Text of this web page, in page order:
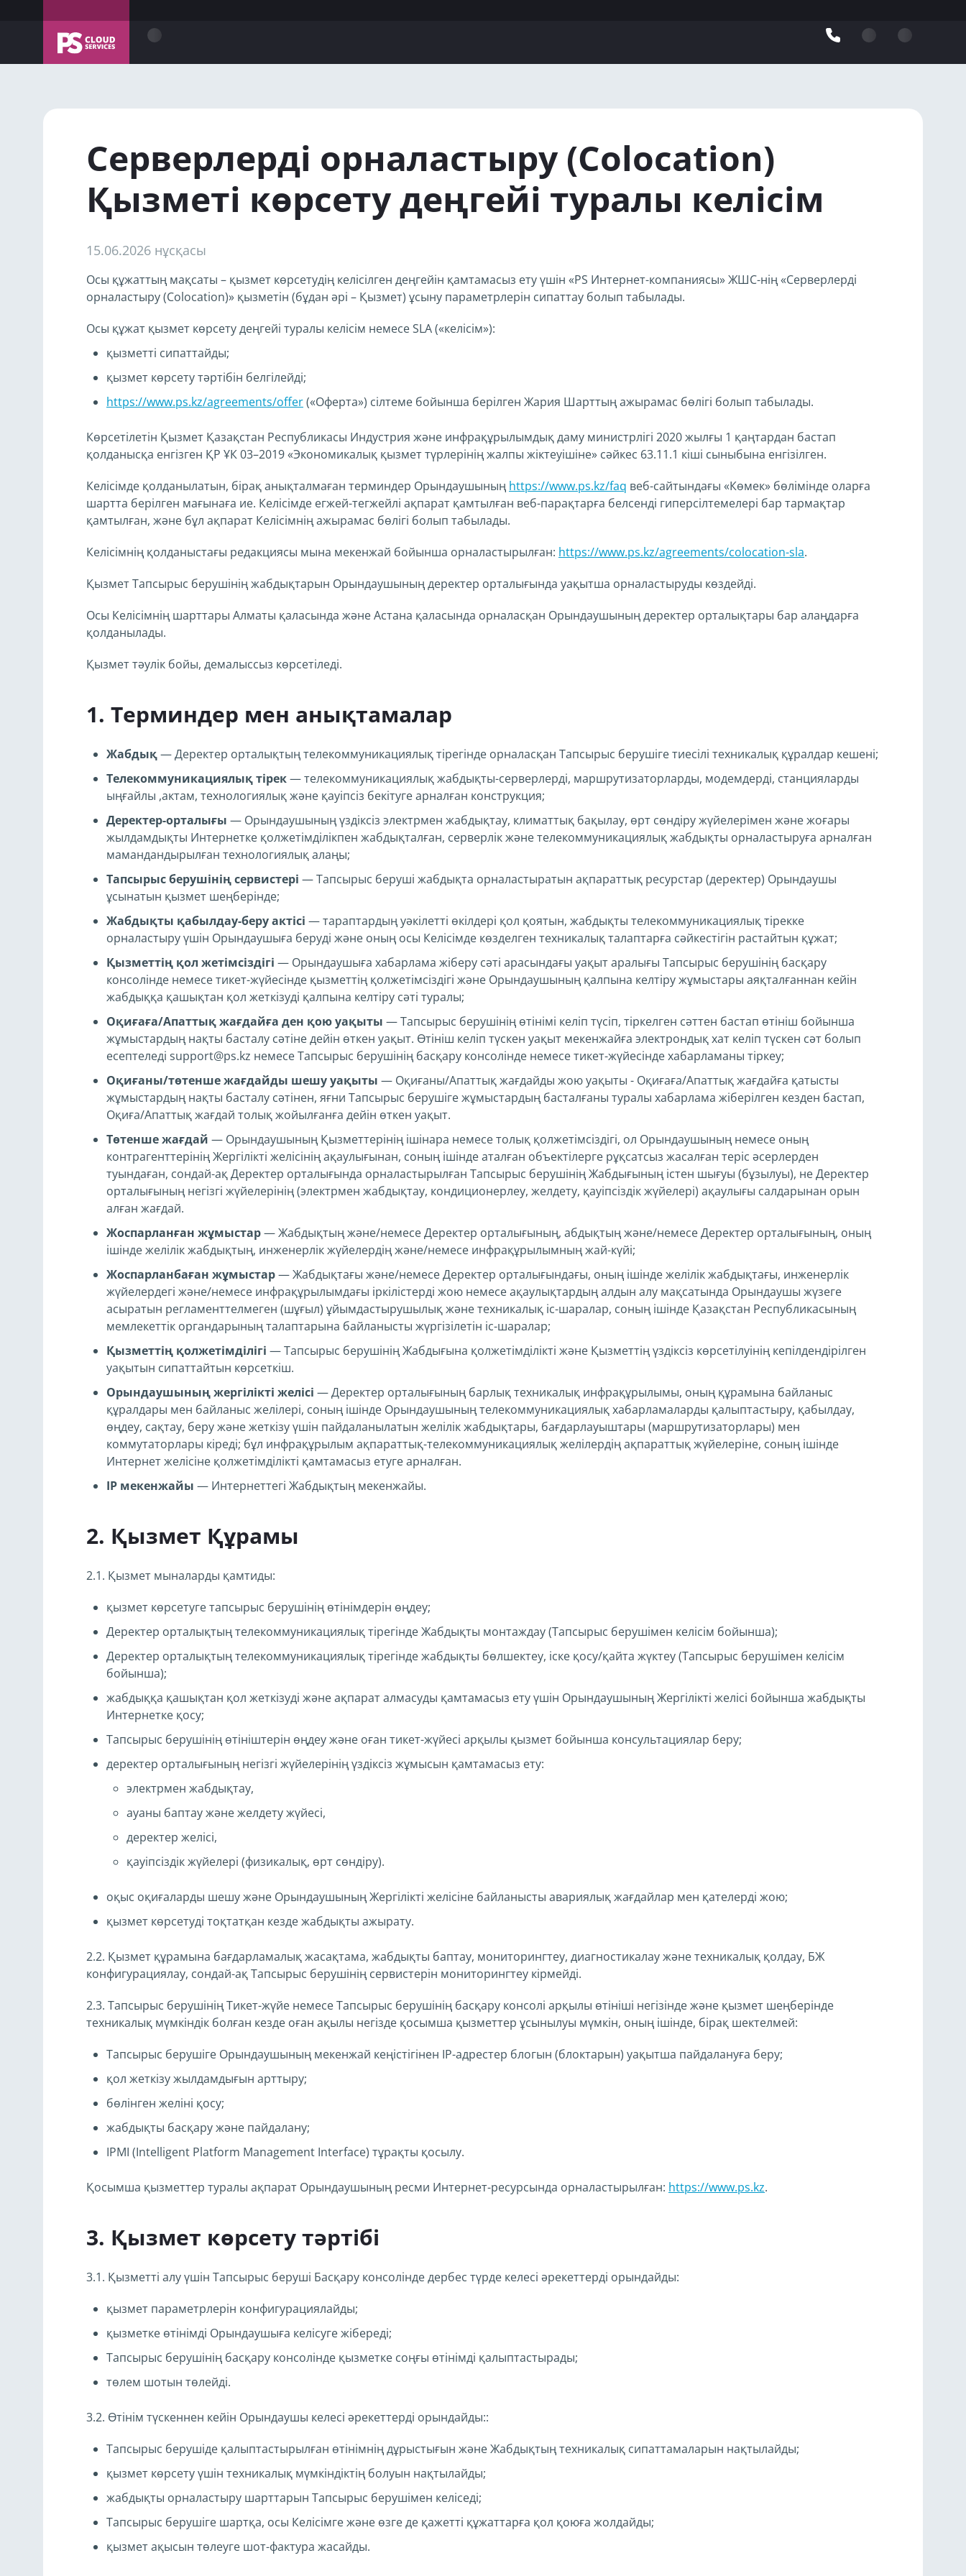
Серверлерді орналастыру (Сolocation)
Қызметі көрсету деңгейі туралы келісім
15.06.2026 нұсқасы
Осы құжаттың мақсаты – қызмет көрсетудің келісілген деңгейін қамтамасыз ету үшін «PS Интернет-компаниясы» ЖШС-нің «Серверлерді
орналастыру (Colocation)» қызметін (бұдан әрі – Қызмет) ұсыну параметрлерін сипаттау болып табылады.
Осы құжат қызмет көрсету деңгейі туралы келісім немесе SLA («келісім»):
қызметті сипаттайды;
қызмет көрсету тәртібін белгілейді;
https://www.ps.kz/agreements/offer(«Оферта») сілтеме бойынша берілген Жария Шарттың ажырамас бөлігі болып табылады.
Көрсетілетін Қызмет Қазақстан Республикасы Индустрия және инфрақұрылымдық даму министрлігі 2020 жылғы 1 қаңтардан бастап
қолданысқа енгізген ҚР ҰК 03–2019 «Экономикалық қызмет түрлерінің жалпы жіктеуішіне» сәйкес 63.11.1 кіші сыныбына енгізілген.
Келісімде қолданылатын, бірақ анықталмаған терминдер Орындаушының https://www.ps.kz/faq веб-сайтындағы «Көмек» бөлімінде оларға
шартта берілген мағынаға ие. Келісімде егжей-тегжейлі ақпарат қамтылған веб-парақтарға белсенді гиперсілтемелері бар тармақтар
қамтылған, және бұл ақпарат Келісімнің ажырамас бөлігі болып табылады.
Келісімнің қолданыстағы редакциясы мына мекенжай бойынша орналастырылған: https://www.ps.kz/agreements/colocation-sla.
Қызмет Тапсырыс берушінің жабдықтарын Орындаушының деректер орталығында уақытша орналастыруды көздейді.
Осы Келісімнің шарттары Алматы қаласында және Астана қаласында орналасқан Орындаушының деректер орталықтары бар алаңдарға
қолданылады.
Қызмет тәулік бойы, демалыссыз көрсетіледі.
Терминдер мен анықтамалар
Жабдық— Деректер орталықтың телекоммуникациялық тірегінде орналасқан Тапсырыс берушіге тиесілі техникалық құралдар кешені;
Телекоммуникациялық тірек— телекоммуникациялық жабдықты-серверлерді, маршрутизаторларды, модемдерді, станцияларды
ыңғайлы ,актам, технологиялық және қауіпсіз бекітуге арналған конструкция;
Деректер-орталығы — Орындаушының үздіксіз электрмен жабдықтау, климаттық бақылау, өрт сөндіру жүйелерімен және жоғары
жылдамдықты Интернетке қолжетімділікпен жабдықталған, серверлік және телекоммуникациялық жабдықты орналастыруға арналған
мамандандырылған технологиялық алаңы;
Тапсырыс берушінің сервистері — Тапсырыс беруші жабдықта орналастыратын ақпараттық ресурстар (деректер) Орындаушы
ұсынатын қызмет шеңберінде;
Жабдықты қабылдау-беру актісі — тараптардың уәкілетті өкілдері қол қоятын, жабдықты телекоммуникациялық тірекке
орналастыру үшін Орындаушыға беруді және оның осы Келісімде көзделген техникалық талаптарға сәйкестігін растайтын құжат;
Қызметтің қол жетімсіздігі — Орындаушыға хабарлама жіберу сәті арасындағы уақыт аралығы Тапсырыс берушінің басқару
консолінде немесе тикет-жүйесінде қызметтің қолжетімсіздігі және Орындаушының қалпына келтіру жұмыстары аяқталғаннан кейін
жабдыққа қашықтан қол жеткізуді қалпына келтіру сәті туралы;
Оқиғаға/Апаттық жағдайға ден қою уақыты — Тапсырыс берушінің өтінімі келіп түсіп, тіркелген сәттен бастап өтініш бойынша
жұмыстардың нақты басталу сәтіне дейін өткен уақыт. Өтініш келіп түскен уақыт мекенжайға электрондық хат келіп түскен сәт болып
есептеледі support@ps.kz немесе Тапсырыс берушінің басқару консолінде немесе тикет-жүйесінде хабарламаны тіркеу;
Оқиғаны/төтенше жағдайды шешу уақыты — Оқиғаны/Апаттық жағдайды жою уақыты - Оқиғаға/Апаттық жағдайға қатысты
жұмыстардың нақты басталу сәтінен, яғни Тапсырыс берушіге жұмыстардың басталғаны туралы хабарлама жіберілген кезден бастап,
Оқиға/Апаттық жағдай толық жойылғанға дейін өткен уақыт.
Төтенше жағдай — Орындаушының Қызметтерінің ішінара немесе толық қолжетімсіздігі, ол Орындаушының немесе оның
контрагенттерінің Жергілікті желісінің ақаулығынан, соның ішінде аталған объектілерге рұқсатсыз жасалған теріс әсерлерден
туындаған, сондай-ақ Деректер орталығында орналастырылған Тапсырыс берушінің Жабдығының істен шығуы (бұзылуы), не Деректер
орталығының негізгі жүйелерінің (электрмен жабдықтау, кондиционерлеу, желдету, қауіпсіздік жүйелері) ақаулығы салдарынан орын
алған жағдай.
Жоспарланған жұмыстар— Жабдықтың және/немесе Деректер орталығының, абдықтың және/немесе Деректер орталығының, оның
ішінде желілік жабдықтың, инженерлік жүйелердің және/немесе инфрақұрылымның жай-күйі;
Жоспарланбаған жұмыстар— Жабдықтағы және/немесе Деректер орталығындағы, оның ішінде желілік жабдықтағы, инженерлік
жүйелердегі және/немесе инфрақұрылымдағы іркілістерді жою немесе ақаулықтардың алдын алу мақсатында Орындаушы жүзеге
асыратын регламенттелмеген (шұғыл) ұйымдастырушылық және техникалық іс-шаралар, соның ішінде Қазақстан Республикасының
мемлекеттік органдарының талаптарына байланысты жүргізілетін іс-шаралар;
Қызметтің қолжетімділігі — Тапсырыс берушінің Жабдығына қолжетімділікті және Қызметтің үздіксіз көрсетілуінің кепілдендірілген
уақытын сипаттайтын көрсеткіш.
Орындаушының жергілікті желісі — Деректер орталығының барлық техникалық инфрақұрылымы, оның құрамына байланыс
құралдары мен байланыс желілері, соның ішінде Орындаушының телекоммуникациялық хабарламаларды қалыптастыру, қабылдау,
өңдеу, сақтау, беру және жеткізу үшін пайдаланылатын желілік жабдықтары, бағдарлауыштары (маршрутизаторлары) мен
коммутаторлары кіреді; бұл инфрақұрылым ақпараттық-телекоммуникациялық желілердің ақпараттық жүйелеріне, соның ішінде
Интернет желісіне қолжетімділікті қамтамасыз етуге арналған.
IP мекенжайы — Интернеттегі Жабдықтың мекенжайы.
Қызмет Құрамы
2.1. Қызмет мыналарды қамтиды:
қызмет көрсетуге тапсырыс берушінің өтінімдерін өңдеу;
Деректер орталықтың телекоммуникациялық тірегінде Жабдықты монтаждау (Тапсырыс берушімен келісім бойынша);
Деректер орталықтың телекоммуникациялық тірегінде жабдықты бөлшектеу, іске қосу/қайта жүктеу (Тапсырыс берушімен келісім
бойынша);
жабдыққа қашықтан қол жеткізуді және ақпарат алмасуды қамтамасыз ету үшін Орындаушының Жергілікті желісі бойынша жабдықты
Интернетке қосу;
Тапсырыс берушінің өтініштерін өңдеу және оған тикет-жүйесі арқылы қызмет бойынша консультациялар беру;
деректер орталығының негізгі жүйелерінің үздіксіз жұмысын қамтамасыз ету:
электрмен жабдықтау,
ауаны баптау және желдету жүйесі,
деректер желісі,
қауіпсіздік жүйелері (физикалық, өрт сөндіру).
оқыс оқиғаларды шешу және Орындаушының Жергілікті желісіне байланысты авариялық жағдайлар мен қателерді жою;
қызмет көрсетуді тоқтатқан кезде жабдықты ажырату.
2.2. Қызмет құрамына бағдарламалық жасақтама, жабдықты баптау, мониторингтеу, диагностикалау және техникалық қолдау, БЖ
конфигурациялау, сондай-ақ Тапсырыс берушінің сервистерін мониторингтеу кірмейді.
2.3. Тапсырыс берушінің Тикет-жүйе немесе Тапсырыс берушінің басқару консолі арқылы өтініші негізінде және қызмет шеңберінде
техникалық мүмкіндік болған кезде оған ақылы негізде қосымша қызметтер ұсынылуы мүмкін, оның ішінде, бірақ шектелмей:
Тапсырыс берушіге Орындаушының мекенжай кеңістігінен IP-адрестер блогын (блоктарын) уақытша пайдалануға беру;
қол жеткізу жылдамдығын арттыру;
бөлінген желіні қосу;
жабдықты басқару және пайдалану;
IPMI (Intelligent Platform Management Interface) тұрақты қосылу.
Қосымша қызметтер туралы ақпарат Орындаушының ресми Интернет-ресурсында орналастырылған: https://www.ps.kz.
Қызмет көрсету тәртібі
3.1. Қызметті алу үшін Тапсырыс беруші Басқару консолінде дербес түрде келесі әрекеттерді орындайды:
қызмет параметрлерін конфигурациялайды;
қызметке өтінімді Орындаушыға келісуге жібереді;
Тапсырыс берушінің басқару консолінде қызметке соңғы өтінімді қалыптастырады;
төлем шотын төлейді.
3.2. Өтінім түскеннен кейін Орындаушы келесі әрекеттерді орындайды::
Тапсырыс берушіде қалыптастырылған өтінімнің дұрыстығын және Жабдықтың техникалық сипаттамаларын нақтылайды;
қызмет көрсету үшін техникалық мүмкіндіктің болуын нақтылайды;
жабдықты орналастыру шарттарын Тапсырыс берушімен келіседі;
Тапсырыс берушіге шартқа, осы Келісімге және өзге де қажетті құжаттарға қол қоюға жолдайды;
қызмет ақысын төлеуге шот-фактура жасайды.